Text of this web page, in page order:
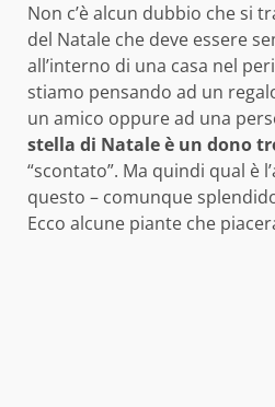
Non c’è alcun dubbio che si
del Natale che deve essere
all’interno di una casa nel
stiamo pensando ad un
un amico oppure ad una
stella di Natale è un dono
“scontato”. Ma quindi qual è
questo – comunque
Ecco alcune piante che